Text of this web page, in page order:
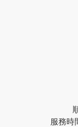
服務時